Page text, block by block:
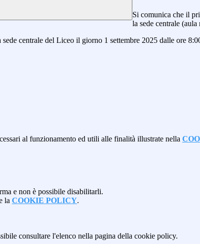
Si comunica che il
la sede centrale
sede centrale del Liceo il giorno 1 settembre 2025 dalle ore
al funzionamento ed utili alle finalità illustrate nella
e non è possibile disabilitarli.
la COOKIE POLICY.
consultare l'elenco nella pagina della cookie policy.